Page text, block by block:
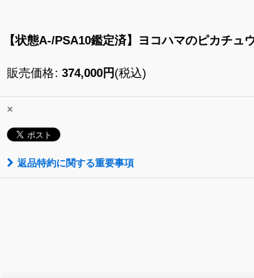
【状態A-/PSA10鑑定済】ヨコハマのピカチュ
販売価格: 374,000円 (税込)
×
返品特約に関する重要事項